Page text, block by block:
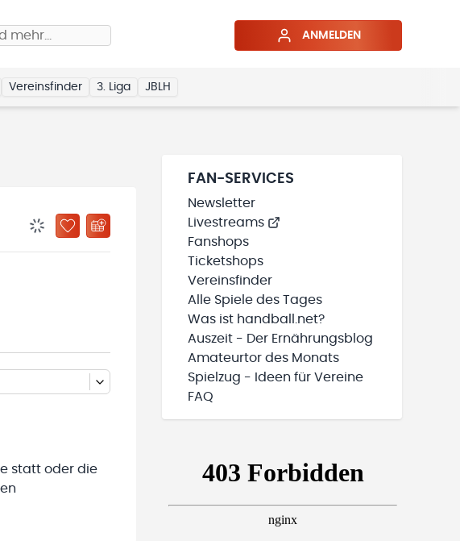
mehr… ANMELDEN
Vereinsfinder 3. Liga JBLH
BENACHRICHTIGUNGSSTATUS WIRD GELADEN
ZU „MEINE TEAMS“ HINZUFÜGEN
statt oder die
FAN-SERVICES
Newsletter
Livestreams
Fanshops
Ticketshops
Vereinsfinder
Alle Spiele des Tages
Was ist handball.net?
Auszeit - Der Ernährungsblog
Amateurtor des Monats
Spielzug - Ideen für Vereine
FAQ